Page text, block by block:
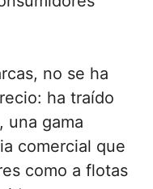
no se ha
ha traído
una gama
comercial que
como a flotas